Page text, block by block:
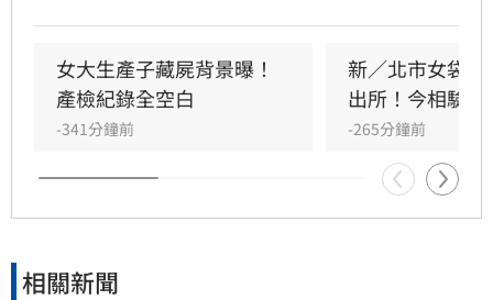
前暫先冰存，將擇期解剖以釐清確切死因。據
悉，女大生懷孕期間未曾產檢，家屬對其懷孕一
事完全不知情。全案目前由警方深入調查中，釐
清嬰兒死亡真相與相關法律責任，相關單位也呼
籲民眾多加關懷未成年人心理健康狀況。
女大生產子藏屍背景曝！
產檢紀錄全空白
-341分鐘前
新／北市女袋
出所！今相驗到
-265分鐘前
相關新聞